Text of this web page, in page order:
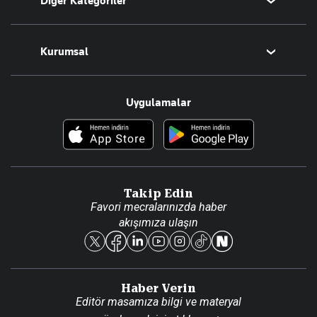
Tüm Yazarlar
Teknoloji
Foto Haber
Kurumsal
Künye
Reklam Ver
Uygulamalar
Takip Edin
Favori mecralarınızda haber
akışımıza ulaşın
Haber Verin
Editör masamıza bilgi ve materyal